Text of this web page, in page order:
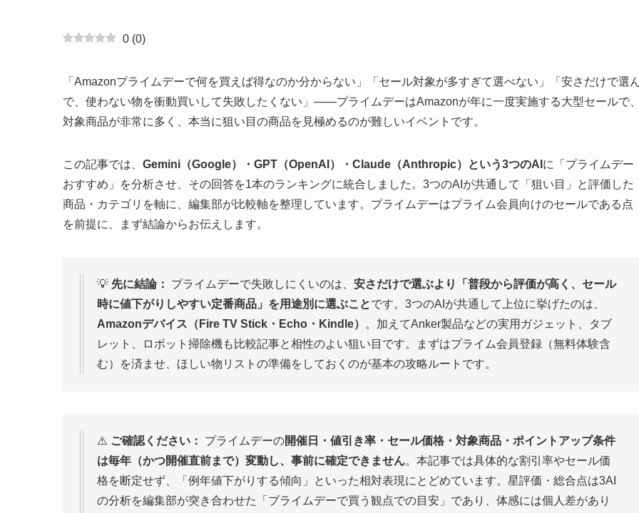
0 (0)
「Amazonプライムデーで何を買えば得なのか分からない」「セール対象が多すぎて選べない」「安さだけで選
で、使わない物を衝動買いして失敗したくない」——プライムデーはAmazonが年に一度実施する大型セールで
対象商品が非常に多く、本当に狙い目の商品を見極めるのが難しいイベントです。
この記事では、 Gemini（Google）・GPT（OpenAI）・Claude（Anthropic）という3つのAI に「プライムデー
おすすめ」を分析させ、その回答を1本のランキングに統合しました。3つのAIが共通して「狙い目」と評価した
商品・カテゴリを軸に、編集部が比較軸を整理しています。プライムデーはプライム会員向けのセールである点
を前提に、まず結論からお伝えします。
💡 先に結論： プライムデーで失敗しにくいのは、 安さだけで選ぶより「普段から評価が高く、セール
時に値下がりしやすい定番商品」を用途別に選ぶことです。3つのAIが共通して上位に挙げたのは、
Amazonデバイス（Fire TV Stick・Echo・Kindle）
。加えてAnker製品などの実用ガジェット、タブ
レット、ロボット掃除機も比較記事と相性のよい狙い目です。まずはプライム会員登録（無料体験含
む）を済ませ、ほしい物リストの準備をしておくのが基本の攻略ルートです。
⚠️ ご確認ください： プライムデーの開催日・値引き率・セール価格・対象商品・ポイントアップ条件
は毎年（かつ開催直前まで）変動し、事前に確定できません。本記事では具体的な割引率やセール価
格を断定せず、「例年値下がりする傾向」といった相対表現にとどめています。星評価・総合点は3AI
の分析を編集部が突き合わせた「プライムデーで買う観点での目安」であり、体感には個人差があり